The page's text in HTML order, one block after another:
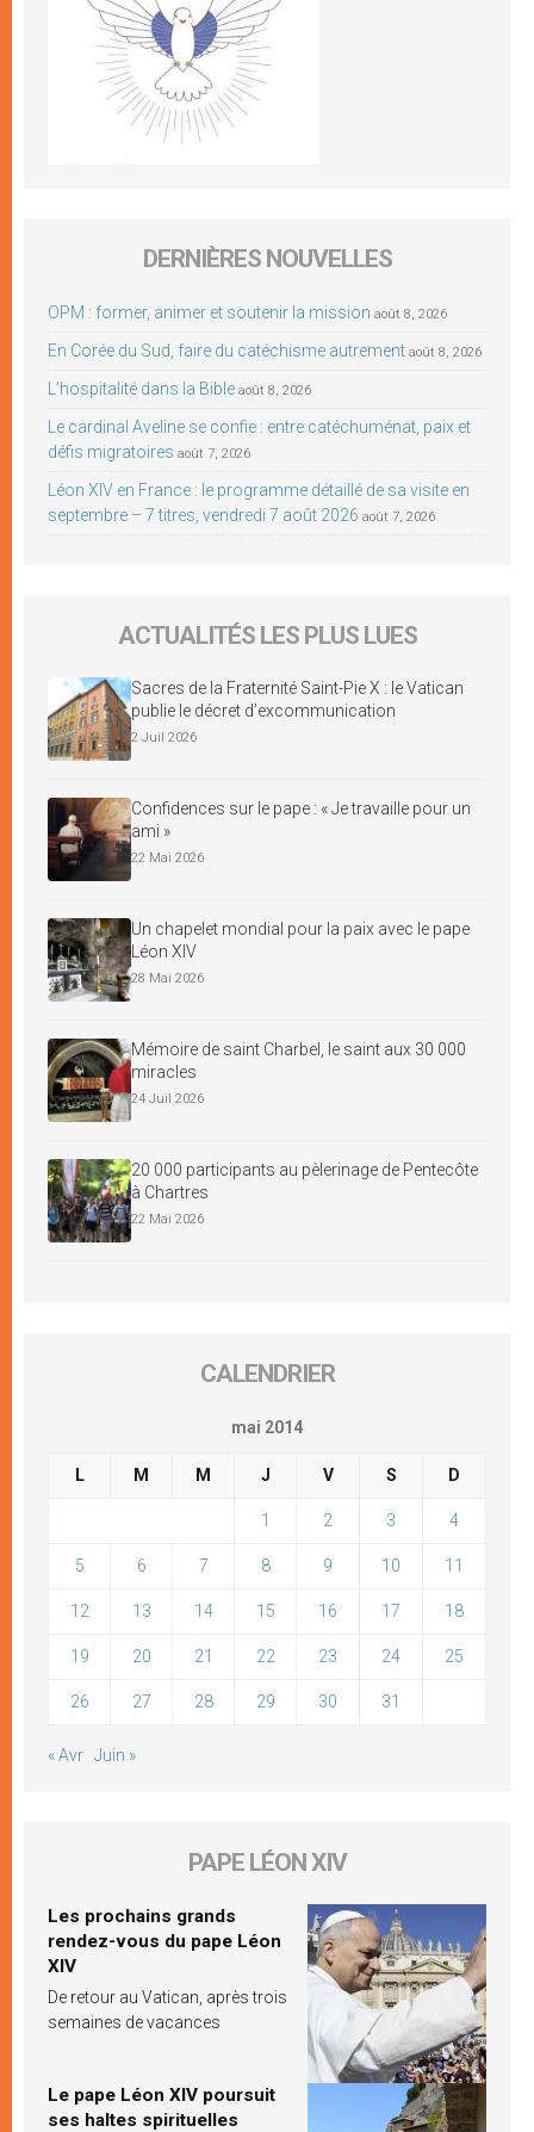
DERNIÈRES NOUVELLES
OPM : former, animer et soutenir la mission août 8, 2026
En Corée du Sud, faire du catéchisme autrement août 8, 2026
L’hospitalité dans la Bible août 8, 2026
Le cardinal Aveline se confie : entre catéchuménat, paix et
défis migratoires août 7, 2026
Léon XIV en France : le programme détaillé de sa visite en
septembre – 7 titres, vendredi 7 août 2026 août 7, 2026
ACTUALITÉS LES PLUS LUES
Sacres de la Fraternité Saint-Pie X : le Vatican
publie le décret d’excommunication
2 Juil 2026
Confidences sur le pape : « Je travaille pour un
ami »
22 Mai 2026
Un chapelet mondial pour la paix avec le pape
Léon XIV
28 Mai 2026
Mémoire de saint Charbel, le saint aux 30 000
miracles
24 Juil 2026
20 000 participants au pèlerinage de Pentecôte
à Chartres
22 Mai 2026
CALENDRIER
mai 2014
L M M J V S D
1 2 3 4
5 6 7 8 9 10 11
12 13 14 15 16 17 18
19 20 21 22 23 24 25
26 27 28 29 30 31
« Avr Juin »
PAPE LÉON XIV
Les prochains grands
rendez-vous du pape Léon
XIV
De retour au Vatican, après trois
semaines de vacances
Le pape Léon XIV poursuit
ses haltes spirituelles